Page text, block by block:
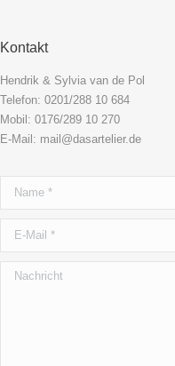
Kontakt
Hendrik & Sylvia van de Pol
Telefon: 0201/288 10 684
Mobil: 0176/289 10 270
E-Mail: mail@dasartelier.de
Name *
E-Mail *
Nachricht